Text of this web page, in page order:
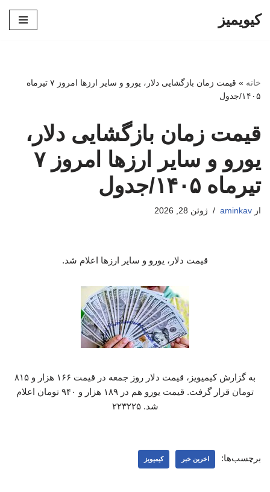
کیویمیز
خانه »
قیمت زمان بازگشایی دلار، یورو و سایر ارزها امروز ۷ تیرماه
۱۴۰۵/جدول
قیمت زمان بازگشایی دلار،
یورو و سایر ارزها امروز ۷
تیرماه ۱۴۰۵/جدول
از aminkav ژوئن 28, 2026
قیمت دلار، یورو و سایر ارزها اعلام شد.
به گزارش کیمیویز، قیمت دلار روز جمعه در قیمت ۱۶۶ هزار و ۸۱۵
تومان قرار گرفت. قیمت یورو هم در ۱۸۹ هزار و ۹۴۰ تومان اعلام
شد. ۲۲۳۲۲۵
برچسب‌ها: اخرین خبر کیمیویز